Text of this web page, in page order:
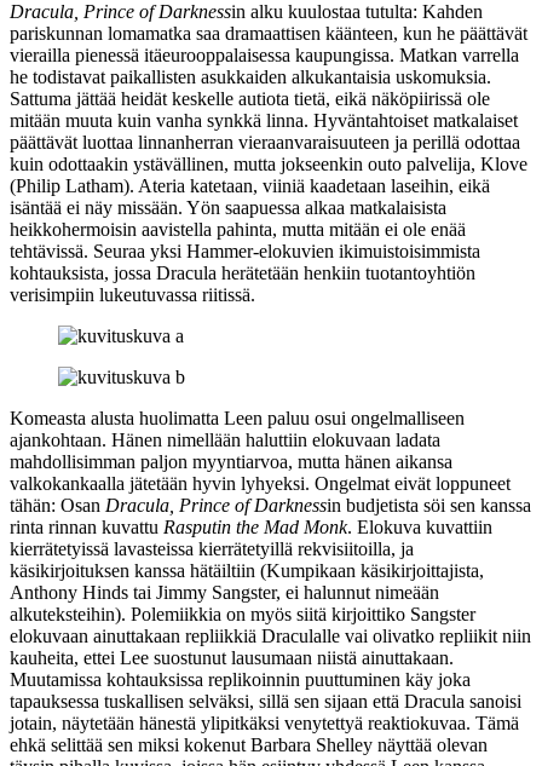
Dracula, Prince of Darknessin alku kuulostaa tutulta: Kahden
pariskunnan lomamatka saa dramaattisen käänteen, kun he päättävät
vierailla pienessä itäeurooppalaisessa kaupungissa. Matkan varrella
he todistavat paikallisten asukkaiden alkukantaisia uskomuksia.
Sattuma jättää heidät keskelle autiota tietä, eikä näköpiirissä ole
mitään muuta kuin vanha synkkä linna. Hyväntahtoiset matkalaiset
päättävät luottaa linnanherran vieraanvaraisuuteen ja perillä odottaa
kuin odottaakin ystävällinen, mutta jokseenkin outo palvelija, Klove
(Philip Latham). Ateria katetaan, viiniä kaadetaan laseihin, eikä
isäntää ei näy missään. Yön saapuessa alkaa matkalaisista
heikkohermoisin aavistella pahinta, mutta mitään ei ole enää
tehtävissä. Seuraa yksi Hammer-elokuvien ikimuistoisimmista
kohtauksista, jossa Dracula herätetään henkiin tuotantoyhtiön
verisimpiin lukeutuvassa riitissä.
Komeasta alusta huolimatta Leen paluu osui ongelmalliseen
ajankohtaan. Hänen nimellään haluttiin elokuvaan ladata
mahdollisimman paljon myyntiarvoa, mutta hänen aikansa
valkokankaalla jätetään hyvin lyhyeksi. Ongelmat eivät loppuneet
tähän: Osan Dracula, Prince of Darknessin budjetista söi sen kanssa
rinta rinnan kuvattu Rasputin the Mad Monk. Elokuva kuvattiin
kierrätetyissä lavasteissa kierrätetyillä rekvisiitoilla, ja
käsikirjoituksen kanssa hätäiltiin (Kumpikaan käsikirjoittajista,
Anthony Hinds tai Jimmy Sangster, ei halunnut nimeään
alkuteksteihin). Polemiikkia on myös siitä kirjoittiko Sangster
elokuvaan ainuttakaan repliikkiä Draculalle vai olivatko repliikit niin
kauheita, ettei Lee suostunut lausumaan niistä ainuttakaan.
Muutamissa kohtauksissa replikoinnin puuttuminen käy joka
tapauksessa tuskallisen selväksi, sillä sen sijaan että Dracula sanoisi
jotain, näytetään hänestä ylipitkäksi venytettyä reaktiokuvaa. Tämä
ehkä selittää sen miksi kokenut Barbara Shelley näyttää olevan